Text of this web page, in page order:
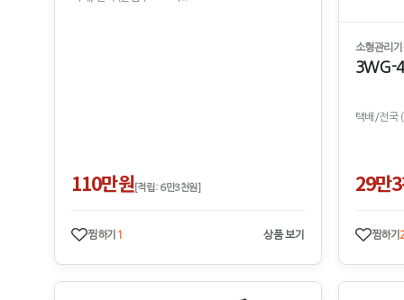
110만원[적립: 6만3천원]
찜하기 1 상품 보기
소형관리
3WG-
택배/전국
29만
찜하기